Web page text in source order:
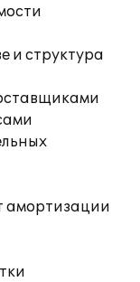
и структура
амортизации